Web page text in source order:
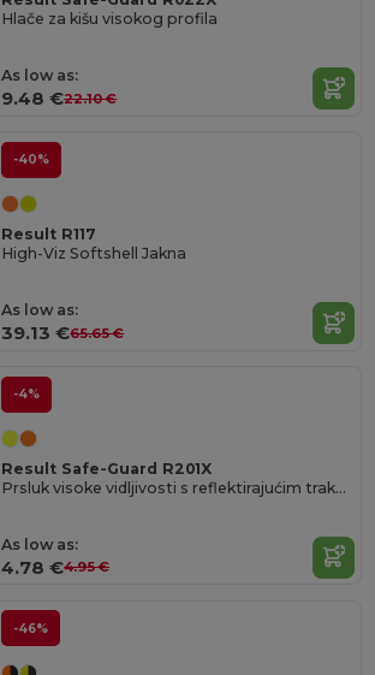
Hlače za kišu visokog profila
As low as:
9.48 €22.10 €
-40%
Result R117
High-Viz Softshell Jakna
As low as:
39.13 €65.65 €
-4%
Result Safe-Guard R201X
Prsluk visoke vidljivosti s reflektirajućim trakama
As low as:
4.78 €4.95 €
-46%